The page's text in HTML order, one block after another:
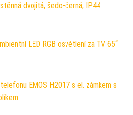
dvojitá, šedo-černá, IP44
LED RGB osvětlení za TV 65“
EMOS H2017 s el. zámkem s